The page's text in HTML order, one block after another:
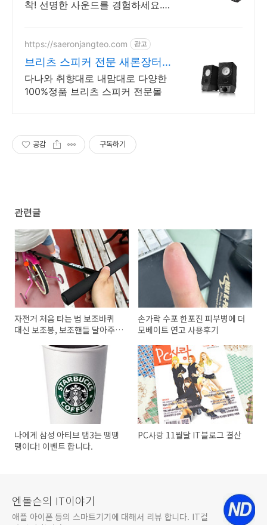
착! 선명한 사운드를 경험하세요.
https://saeronjangteo.com 광고
브리츠 스피커 전문 새론장터
첫구매혜택~ 역시 빠른배송!
다나와 취향대로 내맘대로 다양한
100%정품 브리츠 스피커 전문몰
공감 구독하기
관련글
자전거 처음 타는 법 보조바퀴
대신 보조봉, 보조핸들 달아주세
손가락 수포 한포진 피부병에 더
모베이트 연고 사용후기
나에게 삼성 아티브 탭3는 땡땡
땡이다! 이벤트 합니다.
PC사랑 11월달 IT블로그 결산
엔돌슨의 IT이야기
애플 아이폰 등의 스마트기기에 대해서 리뷰 합니다. IT컬